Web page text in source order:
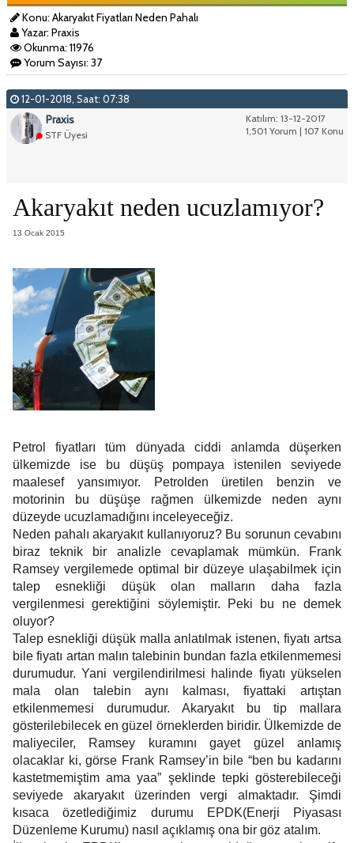
Konu: Akaryakıt Fiyatları Neden Pahalı
Yazar: Praxis
Okunma: 11976
Yorum Sayısı: 37
12-01-2018, Saat: 07:38
Katılım: 13-12-2017
1,501 Yorum | 107 Konu
Praxis
STF Üyesi
Akaryakıt neden ucuzlamıyor?
13 Ocak 2015
Petrol fiyatları tüm dünyada ciddi anlamda düşerken
ülkemizde ise bu düşüş pompaya istenilen seviyede
maalesef yansımıyor. Petrolden üretilen benzin ve
motorinin bu düşüşe rağmen ülkemizde neden aynı
düzeyde ucuzlamadığını inceleyeceğiz.
Neden pahalı akaryakıt kullanıyoruz? Bu sorunun cevabını
biraz teknik bir analizle cevaplamak mümkün. Frank
Ramsey vergilemede optimal bir düzeye ulaşabilmek için
talep esnekliği düşük olan malların daha fazla
vergilenmesi gerektiğini söylemiştir. Peki bu ne demek
oluyor?
Talep esnekliği düşük malla anlatılmak istenen, fiyatı artsa
bile fiyatı artan malın talebinin bundan fazla etkilenmemesi
durumudur. Yani vergilendirilmesi halinde fiyatı yükselen
mala olan talebin aynı kalması, fiyattaki artıştan
etkilenmemesi durumudur. Akaryakıt bu tip mallara
gösterilebilecek en güzel örneklerden biridir. Ülkemizde de
maliyeciler, Ramsey kuramını gayet güzel anlamış
olacaklar ki, görse Frank Ramsey’in bile “ben bu kadarını
kastetmemiştim ama yaa” şeklinde tepki gösterebileceği
seviyede akaryakıt üzerinden vergi almaktadır. Şimdi
kısaca özetlediğimiz durumu EPDK(Enerji Piyasası
Düzenleme Kurumu) nasıl açıklamış ona bir göz atalım.